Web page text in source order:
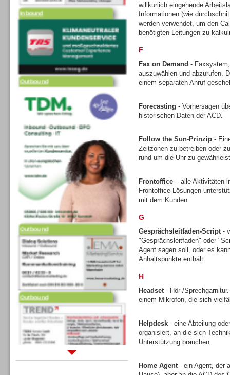
Inbound
Outbound
Outbound
Outbound
Sprachdialogsysteme u. Ki/
willkürlich eingehende
Informationen (wie
werden verwendet, um den
benötigten Leitungen zu
F
Fax on Demand -
auszuwählen und abzurufen.
einem separaten Anruf
Forecasting - Vorhersagen
historischen Daten der ACD.
Follow the Sun-Prinzip -
Zeitzonen zu betreiben oder
rund um die Uhr zu
Frontoffice – alle Aktivitäten
Frontoffice-Lösungen
mit dem Kunden.
G
Gesprächsleitfaden-Script-
"Gesprächsleitfaden" oder
Agent sagen soll, oder es
Anhaltspunkte enthält.
H
Headset- Hör-/
einem Mikrofon, die sich
Helpdesk - eine Abteilung
organisiert, an die sich
Unterstützung brauchen.
Home Agent- ein Agent, der